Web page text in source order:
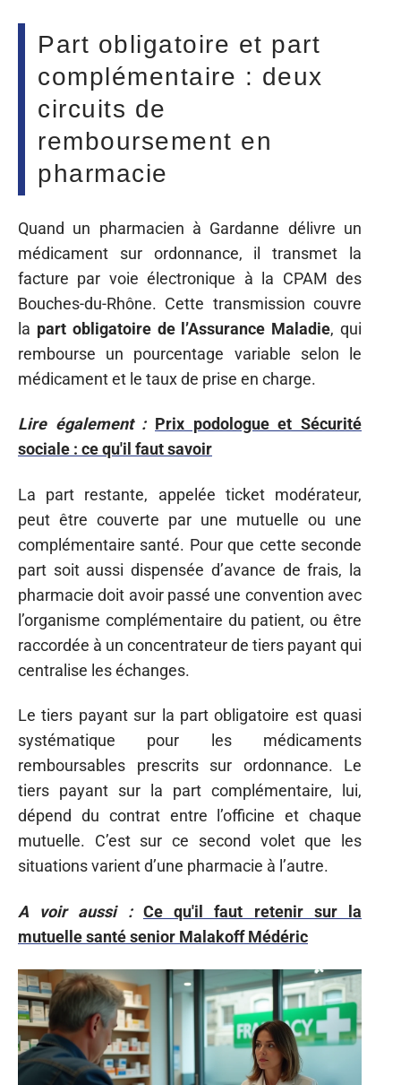
Part obligatoire et part
complémentaire : deux
circuits de
remboursement en
pharmacie
Quand un pharmacien à Gardanne délivre un
médicament sur ordonnance, il transmet la
facture par voie électronique à la CPAM des
Bouches-du-Rhône. Cette transmission couvre
la part obligatoire de l’Assurance Maladie, qui
rembourse un pourcentage variable selon le
médicament et le taux de prise en charge.
Lire également : Prix podologue et Sécurité
sociale : ce qu'il faut savoir
La part restante, appelée ticket modérateur,
peut être couverte par une mutuelle ou une
complémentaire santé. Pour que cette seconde
part soit aussi dispensée d’avance de frais, la
pharmacie doit avoir passé une convention avec
l’organisme complémentaire du patient, ou être
raccordée à un concentrateur de tiers payant qui
centralise les échanges.
Le tiers payant sur la part obligatoire est quasi
systématique pour les médicaments
remboursables prescrits sur ordonnance. Le
tiers payant sur la part complémentaire, lui,
dépend du contrat entre l’officine et chaque
mutuelle. C’est sur ce second volet que les
situations varient d’une pharmacie à l’autre.
A voir aussi : Ce qu'il faut retenir sur la
mutuelle santé senior Malakoff Médéric